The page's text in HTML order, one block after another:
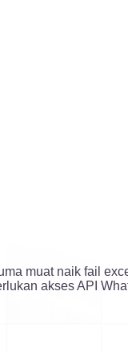
muat naik fail
akses API